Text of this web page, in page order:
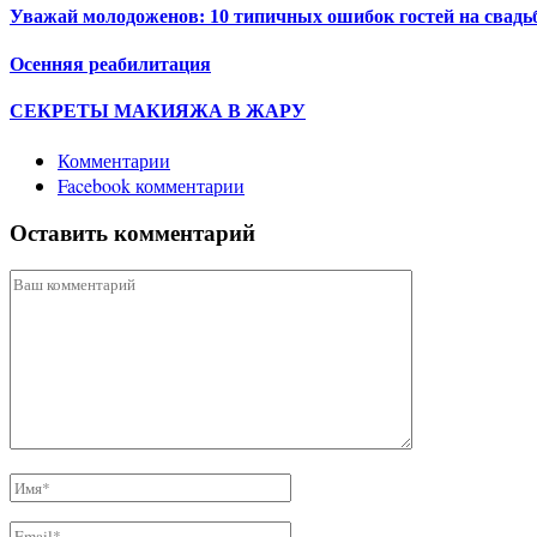
Уважай молодоженов: 10 типичных ошибок гостей на
Осенняя реабилитация
СЕКРЕТЫ МАКИЯЖА В ЖАРУ
Комментарии
Facebook комментарии
Оставить комментарий